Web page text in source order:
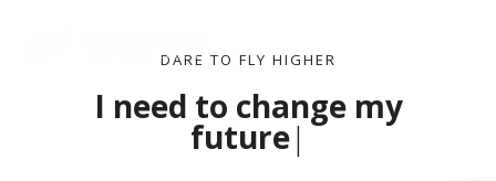
DARE TO FLY HIGHER
I need to change my
future|